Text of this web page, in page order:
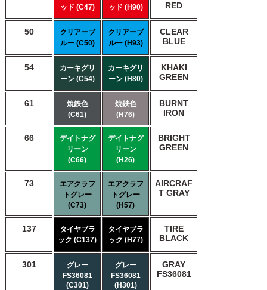
ッド (C47)
ッド (H90)
RED
50
クリアーブ
ルー (C50)
クリアーブ
ルー (H93)
CLEAR
BLUE
54
カーキグリ
ーン (C54)
カーキグリ
ーン (H80)
KHAKI
GREEN
61
焼鉄色
(C61)
焼鉄色
(H76)
BURNT
IRON
66
デイトナグ
リーン
(C66)
デイトナグ
リーン
(H26)
BRIGHT
GREEN
73
エアクラフ
トグレー
(C73)
エアクラフ
トグレー
(H57)
AIRCRAF
T GRAY
137
タイヤブラ
ック (C137)
タイヤブラ
ック (H77)
TIRE
BLACK
301
グレー
FS36081
(C301)
グレー
FS36081
(H301)
GRAY
FS36081